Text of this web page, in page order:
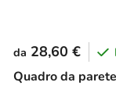
Quadro da
da 28,60 €